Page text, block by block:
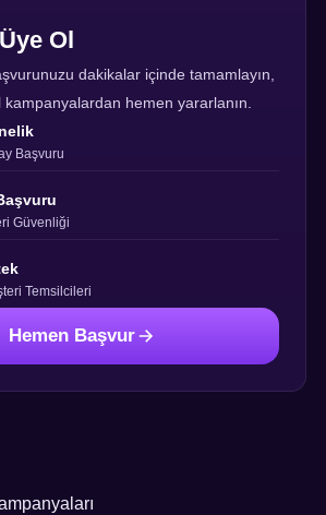
Ol
dakikalar içinde tamamlayın,
hemen yararlanın.
Başvuru
Güvenliği
Temsilcileri
Hemen Başvur